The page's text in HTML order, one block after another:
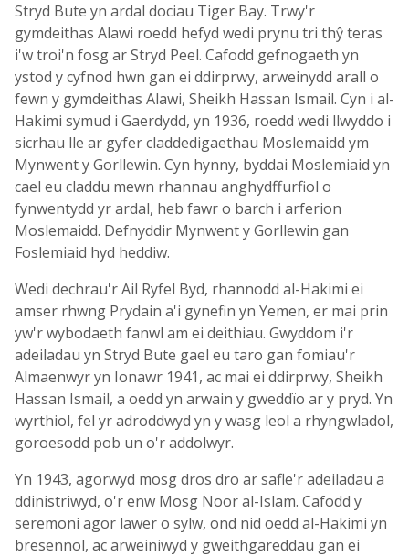
Stryd Bute yn ardal dociau Tiger Bay. Trwy'r
gymdeithas Alawi roedd hefyd wedi prynu tri thŷ teras
i'w troi'n fosg ar Stryd Peel. Cafodd gefnogaeth yn
ystod y cyfnod hwn gan ei ddirprwy, arweinydd arall o
fewn y gymdeithas Alawi, Sheikh Hassan Ismail. Cyn i al-
Hakimi symud i Gaerdydd, yn 1936, roedd wedi llwyddo i
sicrhau lle ar gyfer claddedigaethau Moslemaidd ym
Mynwent y Gorllewin. Cyn hynny, byddai Moslemiaid yn
cael eu claddu mewn rhannau anghydffurfiol o
fynwentydd yr ardal, heb fawr o barch i arferion
Moslemaidd. Defnyddir Mynwent y Gorllewin gan
Foslemiaid hyd heddiw.
Wedi dechrau'r Ail Ryfel Byd, rhannodd al-Hakimi ei
amser rhwng Prydain a'i gynefin yn Yemen, er mai prin
yw'r wybodaeth fanwl am ei deithiau. Gwyddom i'r
adeiladau yn Stryd Bute gael eu taro gan fomiau'r
Almaenwyr yn Ionawr 1941, ac mai ei ddirprwy, Sheikh
Hassan Ismail, a oedd yn arwain y gweddïo ar y pryd. Yn
wyrthiol, fel yr adroddwyd yn y wasg leol a rhyngwladol,
goroesodd pob un o'r addolwyr.
Yn 1943, agorwyd mosg dros dro ar safle'r adeiladau a
ddinistriwyd, o'r enw Mosg Noor al-Islam. Cafodd y
seremoni agor lawer o sylw, ond nid oedd al-Hakimi yn
bresennol, ac arweiniwyd y gweithgareddau gan ei